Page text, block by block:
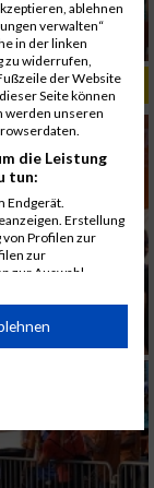
ablehnen
verwalten“
in der linken
zu widerrufen,
der Website
Seite können
werden unseren
die Leistung
tun:
Endgerät.
Erstellung
Profilen zur
zur
zur Auswahl
Statistiken oder
und
und in die